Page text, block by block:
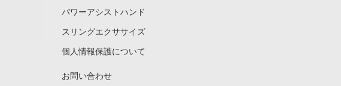
パワーアシストハンド
スリングエクササイズ
個人情報保護について
お問い合わせ